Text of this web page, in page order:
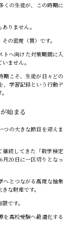
くの生徒が、この時期に
りません。
の密度（質）です。
へ向けた対策期間に入
ません。
期こそ、生徒が日々どの
、学習記録という行動デ
始まる
つの大きな節目を迎えま
継続してきた「数学検定
20日に一区切りとなっ
へとつながる高度な抽象
な財産です。
です。
を高校受験へ最適化する